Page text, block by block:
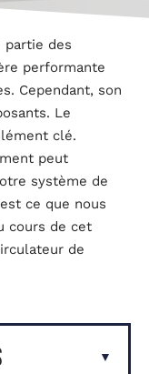
partie des
performante
Cependant, son
Le
clé.
peut
système de
ce que nous
cours de cet
de